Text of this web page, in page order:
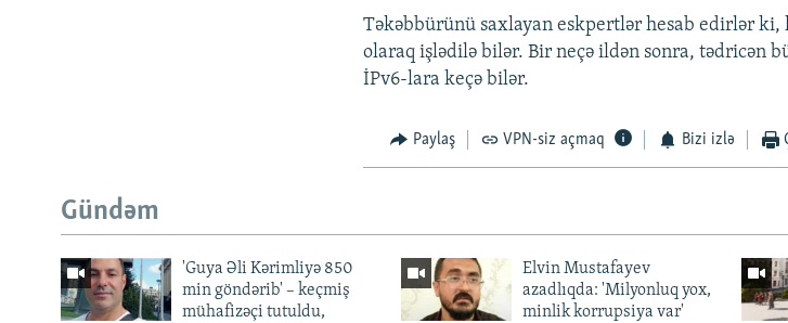
Təkəbbürünü saxlayan eskpertlər hesab edirlər ki,
olaraq işlədilə bilər. Bir neçə ildən sonra, tədricən
İPv6-lara keçə bilər.
Paylaş VPN-siz açmaq Bizi izlə
Gündəm
'Guya Əli Kərimliyə 850
min göndərib' – keçmiş
mühafizəçi tutuldu,
Elvin Mustafayev
azadlıqda: 'Milyonluq yox,
minlik korrupsiya var'